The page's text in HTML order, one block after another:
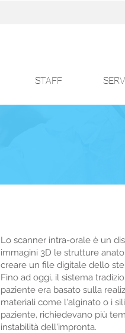
STAFF
Lo scanner intra-orale è un
immagini 3D le strutture
creare un file digitale dello
Fino ad oggi, il sistema
paziente era basato sulla
materiali come l'alginato o i
paziente, richiedevano più
instabilità dell'impronta.